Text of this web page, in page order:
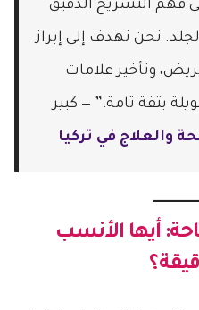
فهم التشريح الدقيق
نحن نهدف إلى إبراز
وتأخير علامات
بثقة تامة.” — كبير
والعلاج في تركيا
أيها الأنسب